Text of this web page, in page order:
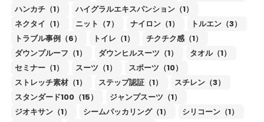
ハンカチ（1）
ハイグラルエキスパンション（1）
ネクタイ（1）
ニット（7） ナイロン（1）
トルエン（3）
トラブル事例（6）
トイレ（1）
チクチク感（1）
ダウンプルーフ（1）
ダウンヒルスーツ（1）
タオル（1）
セミナー（1）
スーツ（1）
スポーツ（10）
ストレッチ素材（1）
ステップ認証（1）
スチレン（3）
スタンダード100（15）
ジャンプスーツ（1）
ジオキサン（1）
シームパッカリング（1）
シリコーン（1）